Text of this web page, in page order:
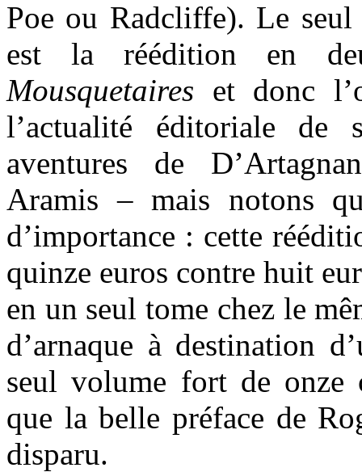
Poe ou Radcliffe). Le seul
est la réédition en
Mousquetaires et donc
l’actualité éditoriale de
aventures de
Aramis – mais notons
d’importance : cette
quinze euros contre huit
en un seul tome chez le
d’arnaque à destination
seul volume fort de onze
que la belle préface de
disparu.